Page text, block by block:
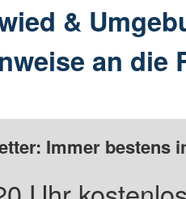
&
an die
Immer bestens